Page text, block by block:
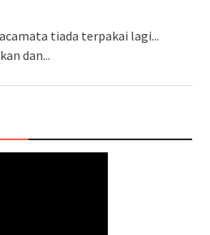
tiada terpakai lagi...
dan...